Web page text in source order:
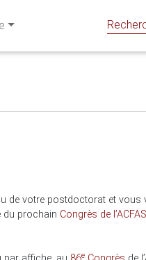
de votre postdoctorat et vous
du prochain Congrès de l’ACFAS
e